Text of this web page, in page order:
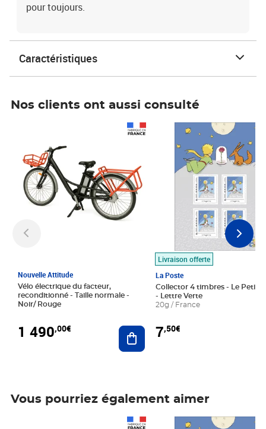
pour toujours.
Caractéristiques
Nos clients ont aussi consulté
Nouvelle Attitude
Vélo électrique du facteur,
reconditionné - Taille normale -
Noir/ Rouge
1 490,00€ Ajouter au panier
Livraison offerte
La Poste
Collector 4 timbres - Le Petit
- Lettre Verte
20g / France
7,50€
Prix 7,50€
Vous pourriez également aimer
Prix 7,50€